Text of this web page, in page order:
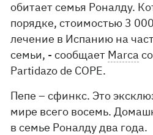
обитает семья Роналду.
порядке, стоимостью 3
лечение в Испанию на
семьи, - сообщает Marca
Partidazo de COPE.
Пепе – сфинкс. Это
мире всего восемь.
в семье Роналду два года.